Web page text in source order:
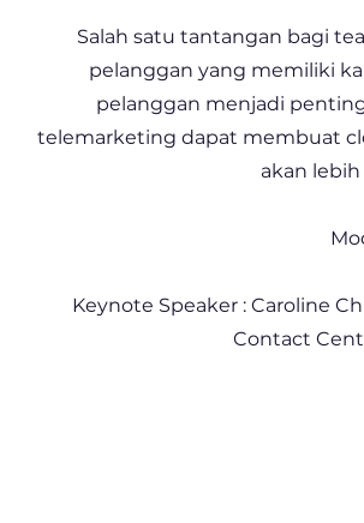
Salah satu tantangan bagi
pelanggan yang memiliki
pelanggan menjadi
telemarketing dapat membuat
akan
Keynote Speaker : Caroline
Contact